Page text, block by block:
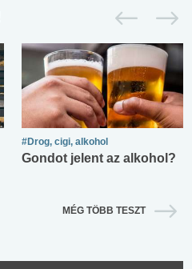
#Drog, cigi, alkohol
Gondot jelent az alkohol?
MÉG TÖBB TESZT